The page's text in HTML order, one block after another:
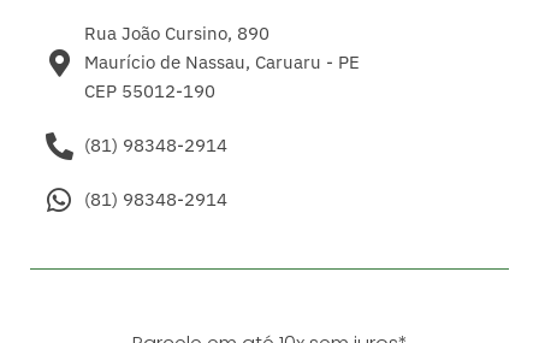
Rua João Cursino, 890
Maurício de Nassau, Caruaru - PE
CEP 55012-190
(81) 98348-2914
(81) 98348-2914